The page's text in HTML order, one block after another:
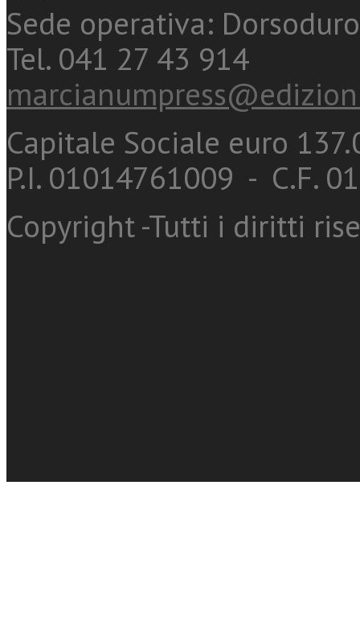
Sede operativa:
Tel. 041 27 43 914
Capitale Sociale euro
P.I. 01014761009 - C.F.
Copyright -Tutti i diritti